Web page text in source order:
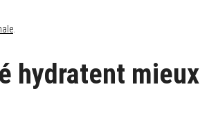
.
hydratent mieux